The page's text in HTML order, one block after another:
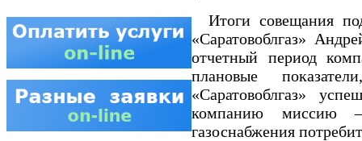
Итоги совещания
«Саратовоблгаз»
отчетный период
плановые
«Саратовоблгаз»
компанию миссию –
газоснабжения